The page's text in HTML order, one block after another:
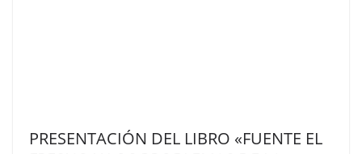
PRESENTACIÓN DEL LIBRO «FUENTE EL